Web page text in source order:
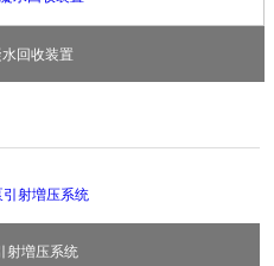
回收装置
射増压系统